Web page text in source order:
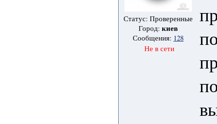
Статус: Проверенные
Город: киев
Сообщения: 128
Не в сети